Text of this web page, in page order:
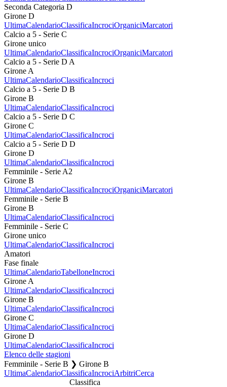
Seconda Categoria D
Girone D
UltimaCalendarioClassificaIncrociOrganiciMarcatori
Calcio a 5 - Serie C
Girone unico
UltimaCalendarioClassificaIncrociOrganiciMarcatori
Calcio a 5 - Serie D A
Girone A
UltimaCalendarioClassificaIncroci
Calcio a 5 - Serie D B
Girone B
UltimaCalendarioClassificaIncroci
Calcio a 5 - Serie D C
Girone C
UltimaCalendarioClassificaIncroci
Calcio a 5 - Serie D D
Girone D
UltimaCalendarioClassificaIncroci
Femminile - Serie A2
Girone B
UltimaCalendarioClassificaIncrociOrganiciMarcatori
Femminile - Serie B
Girone B
UltimaCalendarioClassificaIncroci
Femminile - Serie C
Girone unico
UltimaCalendarioClassificaIncroci
Amatori
Fase finale
UltimaCalendarioTabelloneIncroci
Girone A
UltimaCalendarioClassificaIncroci
Girone B
UltimaCalendarioClassificaIncroci
Girone C
UltimaCalendarioClassificaIncroci
Girone D
UltimaCalendarioClassificaIncroci
Elenco delle stagioni
Femminile - Serie B ❯ Girone B
UltimaCalendarioClassificaIncrociArbitriCerca
Classifica